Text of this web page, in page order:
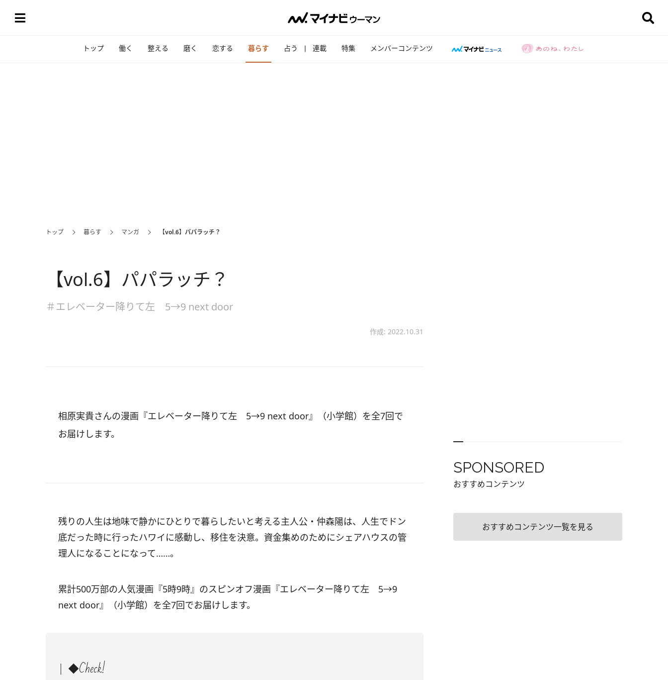
トップ 働く 整える 磨く 恋する 暮らす 占う 連載 特集 メンバーコンテンツ
トップ 暮らす マンガ 【vol.6】パパラッチ？
【vol.6】パパラッチ？
＃エレベーター降りて左 5→9 next door
作成: 2022.10.31
相原実貴さんの漫画『エレベーター降りて左 5→9 next door』（小学館）を全7回で
お届けします。
残りの人生は地味で静かにひとりで暮らしたいと考える主人公・仲森陽は、人生でドン
底だった時に行ったハワイに感動し、移住を決意。資金集めのためにシェアハウスの管
理人になることになって……。
累計500万部の人気漫画『5時9時』のスピンオフ漫画 『エレベーター降りて左 5→9
next door』（小学館）を全7回でお届けします。
◆Check!
SPONSORED
おすすめコンテンツ
おすすめコンテンツ一覧を見る